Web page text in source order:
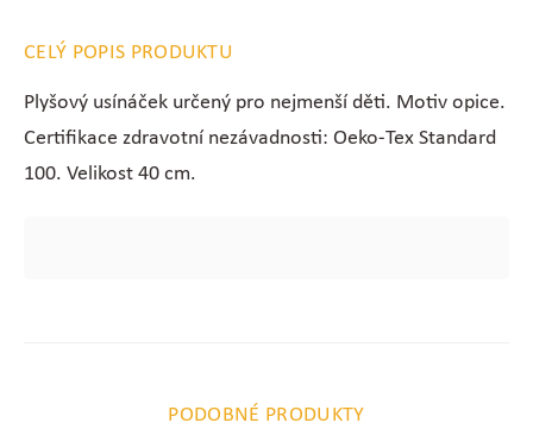
CELÝ POPIS PRODUKTU
Plyšový usínáček určený pro nejmenší děti. Motiv opice.
Certifikace zdravotní nezávadnosti: Oeko-Tex Standard
100. Velikost 40 cm.
PODOBNÉ PRODUKTY